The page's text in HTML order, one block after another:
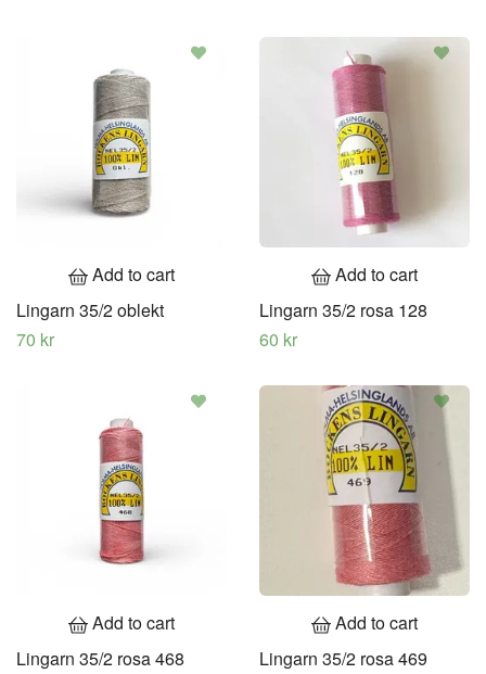
Add to cart
Lingarn 35/2 oblekt
70 kr
Add to cart
Lingarn 35/2 rosa 128
60 kr
Add to cart
Lingarn 35/2 rosa 468
Add to cart
Lingarn 35/2 rosa 469